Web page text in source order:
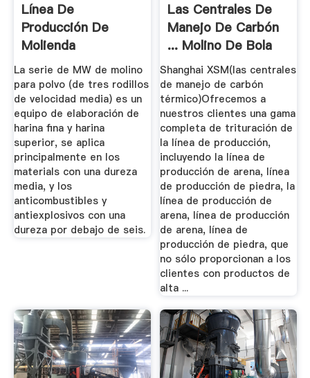
Línea De
Producción De
Molienda
Mallas_LIMING ...
La serie de MW de molino
para polvo (de tres rodillos
de velocidad media) es un
equipo de elaboración de
harina fina y harina
superior, se aplica
principalmente en los
materials con una dureza
media, y los
anticombustibles y
antiexplosivos con una
dureza por debajo de seis.
Las Centrales De
Manejo De Carbón
... Molino De Bola
Shanghai XSM(las centrales
de manejo de carbón
térmico)Ofrecemos a
nuestros clientes una gama
completa de trituración de
la línea de producción,
incluyendo la línea de
producción de arena, línea
de producción de piedra, la
línea de producción de
arena, línea de producción
de arena, línea de
producción de piedra, que
no sólo proporcionan a los
clientes con productos de
alta ...